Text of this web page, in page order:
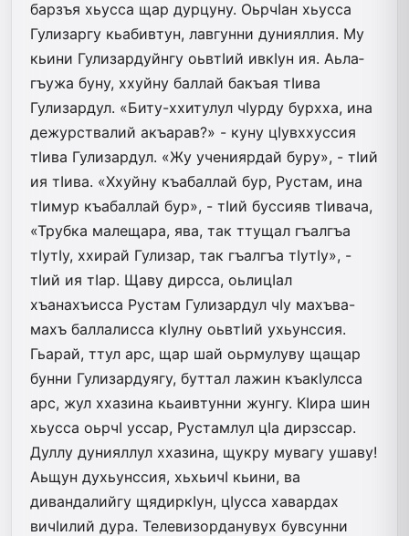
барзъя хьусса щар дурцуну. ОьрчIан хьусса
Гулизаргу кьабивтун, лавгунни дунияллия. Му
кьини Гулизардуйнгу оьвтIий ивкIун ия. Аьла­
гъужа буну, ххуйну баллай бакъая тIива
Гулизардул. «Биту-ххитулул чIурду бурхха, ина
дежурствалий акъарав?» - куну цIувххуссия
тIива Гулизардул. «Жу учениярдай буру», - тIий
ия тIива. «Ххуйну къабаллай бур, Рустам, ина
тIимур къабаллай бур», - тIий буссияв тIивача,
«Трубка малещара, ява, так ттущал гъалгъа
тIутIу, ххирай Гулизар, так гъалгъа тIутIу», -
тIий ия тIар. Щаву дирсса, оьлицIал
хъанахъисса Рустам Гулизардул чIу махъва-
махъ баллалисса кIулну оьвтIий ухьунссия.
Гьарай, ттул арс, щар шай оьрмулуву щащар
бунни Гулизардуягу, буттал лажин къакIулсса
арс, жул ххазина кьаивтунни жунгу. КIира шин
хьусса оьрчI уссар, Рустамлул цIа дирзссар.
Дуллу дунияллул ххазина, щукру мувагу ушаву!
Аьщун духьунссия, хьхьичI кьини, ва
дивандалийгу щядир­кIун, цIусса хавардах
вичIилий дура. Телевизорданувух бувсунни